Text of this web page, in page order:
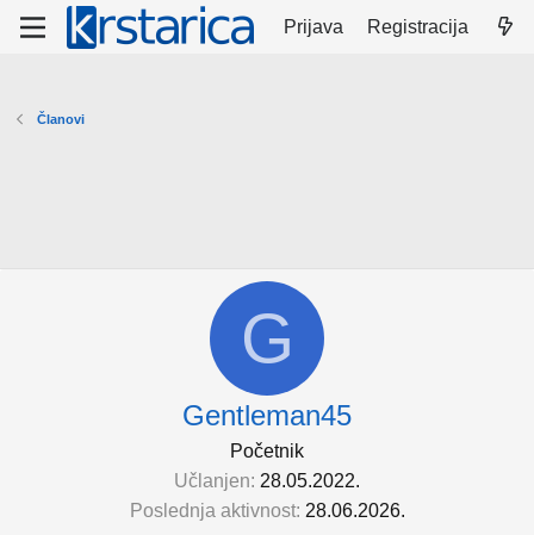
Prijava Registracija
Članovi
G
Gentleman45
Početnik
Učlanjen 28.05.2022.
Poslednja aktivnost 28.06.2026.